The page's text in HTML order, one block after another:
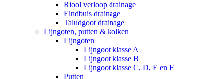
Riool verloop drainage
Eindbuis drainage
Taludgoot drainage
Lijngoten, putten & kolken
Lijngoten
Lijngoot klasse A
Lijngoot klasse B
Lijngoot klasse C, D, E en F
Putten